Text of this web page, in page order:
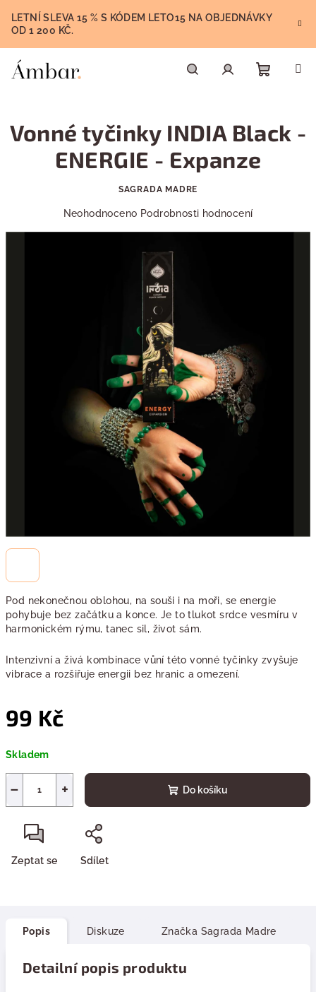
obsah
LETNÍ SLEVA 15 % S KÓDEM LETO15 NA OBJEDNÁVKY
OD 1 200 KČ.
košík
Pod nekonečnou oblohou, na souši i na moři, se energie
pohybuje bez začátku a konce. Je to tlukot srdce vesmíru v
harmonickém rýmu, tanec sil, život sám.
Intenzivní a živá kombinace vůní této vonné tyčinky zvyšuje
vibrace a rozšiřuje energii bez hranic a omezení.
99 Kč
cena:
Skladem
+
− Do košíku
Zeptat se Sdílet
Vonné tyčinky INDIA Black -
ENERGIE - Expanze
SAGRADA MADRE
Průměrné
Neohodnoceno Podrobnosti hodnocení
Popis Diskuze Značka Sagrada Madre
Detailní popis produktu